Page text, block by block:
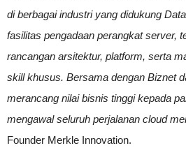
di berbagai industri yang didukung
fasilitas pengadaan perangkat server,
rancangan arsitektur, platform, serta
skill khusus. Bersama dengan Biznet
merancang nilai bisnis tinggi kepada
mengawal seluruh perjalanan cloud
Founder Merkle Innovation.